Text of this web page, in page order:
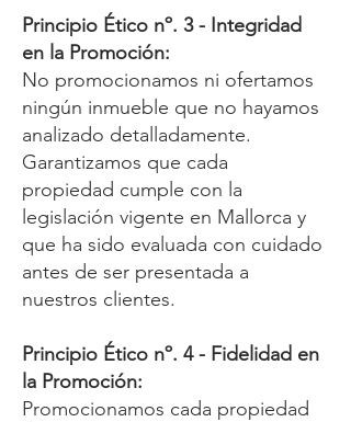
Principio Ético nº. 3 - Integridad
en la Promoción:
No promocionamos ni ofertamos
ningún inmueble que no hayamos
analizado detalladamente.
Garantizamos que cada
propiedad cumple con la
legislación vigente en Mallorca y
que ha sido evaluada con cuidado
antes de ser presentada a
nuestros clientes.
Principio Ético nº. 4 - Fidelidad en
la Promoción:
Promocionamos cada propiedad